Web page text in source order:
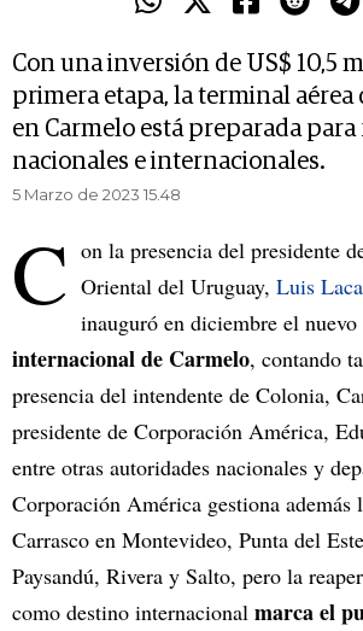
Con una inversión de US$ 10,5
primera etapa, la terminal aérea
en Carmelo está preparada
nacionales e internacionales.
5 Marzo de 2023 15.48
C on la presencia del presidente
Oriental del Uruguay, Luis
inauguró en diciembre el nuevo
internacional de Carmelo, contando
presencia del intendente de Colonia,
presidente de Corporación América,
entre otras autoridades nacionales y
Corporación América gestiona además
Carrasco en Montevideo, Punta del
Paysandú, Rivera y Salto, pero la
como destino internacional marca el